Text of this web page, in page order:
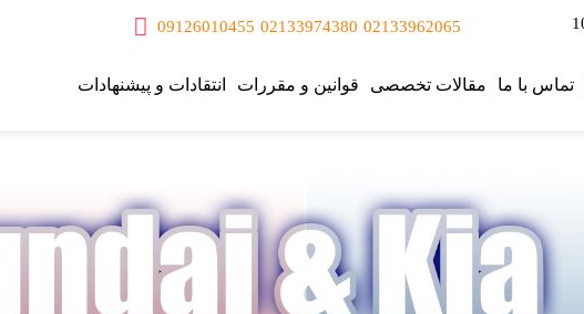
02133962065
02133974380
09126010455
تماس با ما مقالات تخصصی قوانین و مقررات انتقادات و پیشنهادات